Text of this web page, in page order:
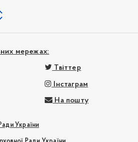
мережах:
Твіттер
Інстаграм
На пошту
України